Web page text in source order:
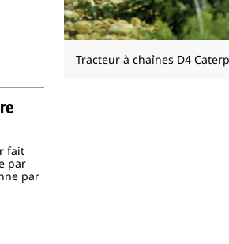
Tracteur à chaînes D4
fait
par
par